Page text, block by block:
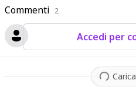
Commenti 2
Accedi per